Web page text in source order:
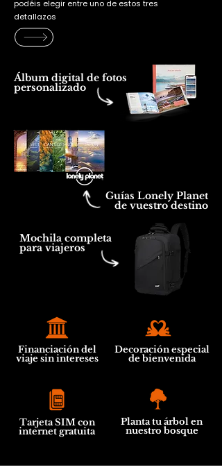
podéis elegir entre uno de estos tres
detallazos
Álbum digital de fotos
personalizado
Guías Lonely Planet
de vuestro destino
Mochila completa
para viajeros
Financiación del
viaje sin intereses
Decoración especial
de bienvenida
Tarjeta SIM con
internet gratuita
Planta tu árbol en
nuestro bosque